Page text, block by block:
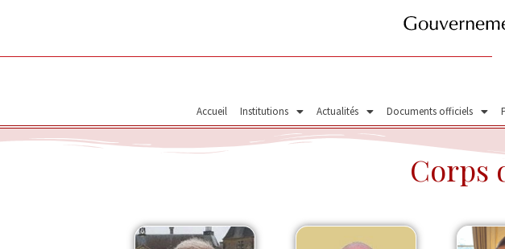
Accueil Institutions Actualités Documents officiels
Corps